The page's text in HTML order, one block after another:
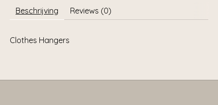
Beschrijving Reviews (0)
Clothes Hangers